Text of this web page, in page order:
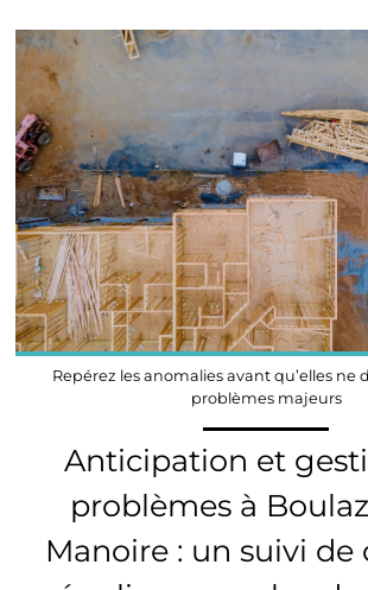
Repérez les anomalies avant qu’elles ne
problèmes majeurs
Anticipation et
problèmes à
Manoire : un suivi de